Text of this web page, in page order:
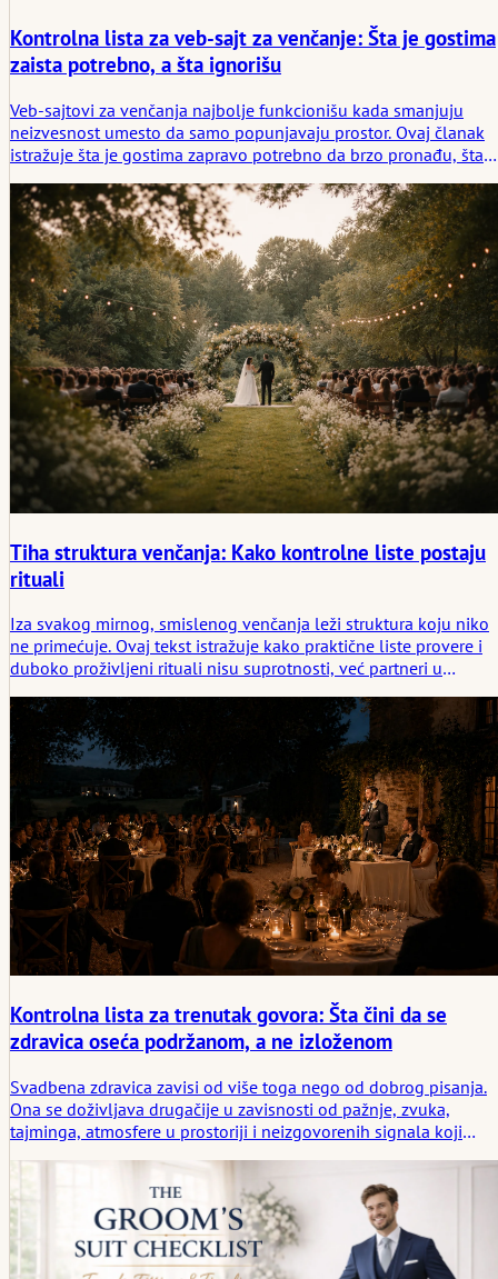
Kontrolna lista za veb-sajt za venčanje: Šta je gostima
zaista potrebno, a šta ignorišu
Veb-sajtovi za venčanja najbolje funkcionišu kada smanjuju
neizvesnost umesto da samo popunjavaju prostor. Ovaj članak
istražuje šta je gostima zapravo potrebno da brzo pronađu, šta
može da odgovori pre nego što ona postanu poruke upućene
paru.
Tiha struktura venčanja: Kako kontrolne liste postaju
rituali
Iza svakog mirnog, smislenog venčanja leži struktura koju niko
ne primećuje. Ovaj tekst istražuje kako praktične liste provere i
duboko proživljeni rituali nisu suprotnosti, već partneri u
stvarno.
Kontrolna lista za trenutak govora: Šta čini da se
zdravica oseća podržanom, a ne izloženom
Svadbena zdravica zavisi od više toga nego od dobrog pisanja.
Ona se doživljava drugačije u zavisnosti od pažnje, zvuka,
tajminga, atmosfere u prostoriji i neizgovorenih signala koji